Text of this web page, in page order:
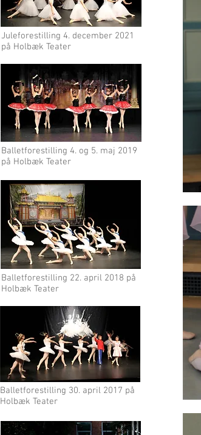
Juleforestilling 4. december 2021
på Holbæk Teater
Balletforestilling 4. og 5. maj 2019
på Holbæk Teater
Balletforestilling 22. april 2018 på
Holbæk Teater
Balletforestilling 30. april 2017 på
Holbæk Teater